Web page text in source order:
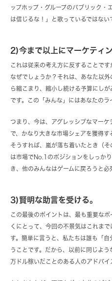
ップホップ・グループのパブリック・
は信じるな！」と歌っているではない
2)今まで以上にマーケティ
これは従来の考え方に反することです
なぜでしょうか？それは、あなた以
ら縮こまり、縮小し続ける予算にし
です。この「みんな」にはあなたのラ
つまり、今は、アグレッシブなマー
で、かなり大きな市場シェアを獲得す
そうすれば、嵐が落ち着いたとき（
は市場でNo.1のポジションをしっか
き、他のみんなはゲームに戻ろうと必
3)賢明な助言を受ける。
この最後のポイントは、最も重要な
くにとって、今回の不景気はこれま
す。簡単に言うと、私たちは誰も「
うことです。だから、以前に同じよ
万ドル稼いだことのある人のアドバイ